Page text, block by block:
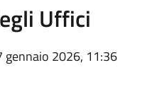
Uffici
gennaio 2026, 11:36